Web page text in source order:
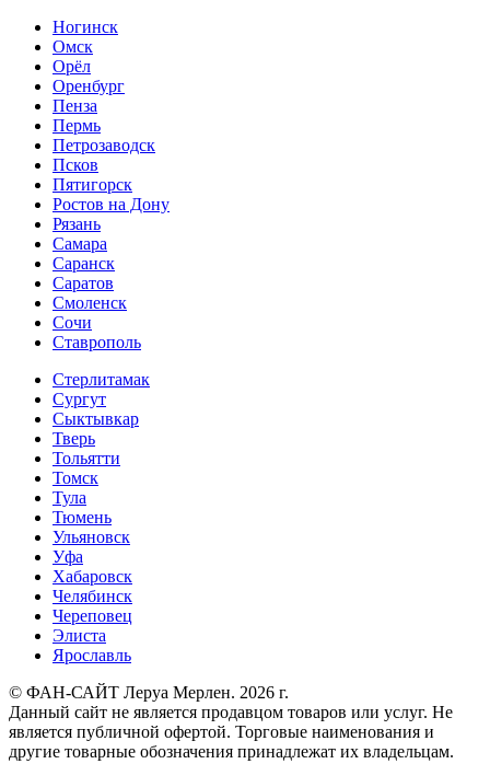
Ногинск
Омск
Орёл
Оренбург
Пенза
Пермь
Петрозаводск
Псков
Пятигорск
Ростов на Дону
Рязань
Самара
Саранск
Саратов
Смоленск
Сочи
Ставрополь
Стерлитамак
Сургут
Сыктывкар
Тверь
Тольятти
Томск
Тула
Тюмень
Ульяновск
Уфа
Хабаровск
Челябинск
Череповец
Элиста
Ярославль
© ФАН-САЙТ Леруа Мерлен. 2026 г.
Данный сайт не является продавцом товаров или услуг. Не
является публичной офертой. Торговые наименования и
другие товарные обозначения принадлежат их владельцам.